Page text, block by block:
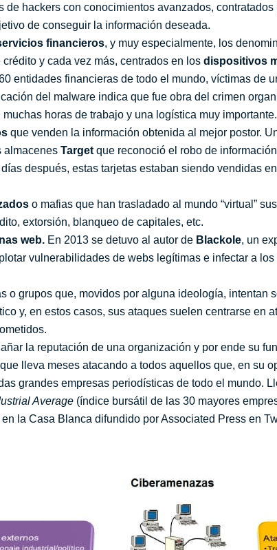
de hackers con conocimientos avanzados,
de conseguir la información deseada.
financieros, y muy especialmente, los
y cada vez más, centrados en los dispositivos
entidades financieras de todo el mundo, víctimas de
del malware indica que fue obra del crimen
horas de trabajo y una logística muy importante.
que venden la información obtenida al mejor postor.
almacenes Target que reconoció el robo de
después, estas tarjetas estaban siendo vendidas
o mafias que han trasladado al mundo “virtual”
extorsión, blanqueo de capitales, etc.
web. En 2013 se detuvo al autor de Blackole, un
vulnerabilidades de webs legítimas e infectar a
o grupos que, movidos por alguna ideología, intentan
y, en estos casos, sus ataques suelen centrarse en
la reputación de una organización y por ende su
que lleva meses atacando a todos aquellos que, en su
grandes empresas periodísticas de todo el mundo.
Average (índice bursátil de las 30 mayores
la Casa Blanca difundido por Associated Press en